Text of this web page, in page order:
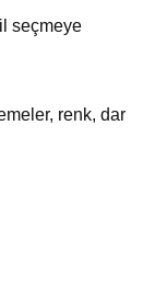
seçmeye
renk, dar